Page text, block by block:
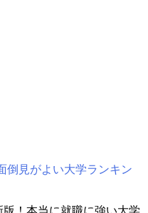
倒見がよい大学ランキン
！本当に就職に強い大学